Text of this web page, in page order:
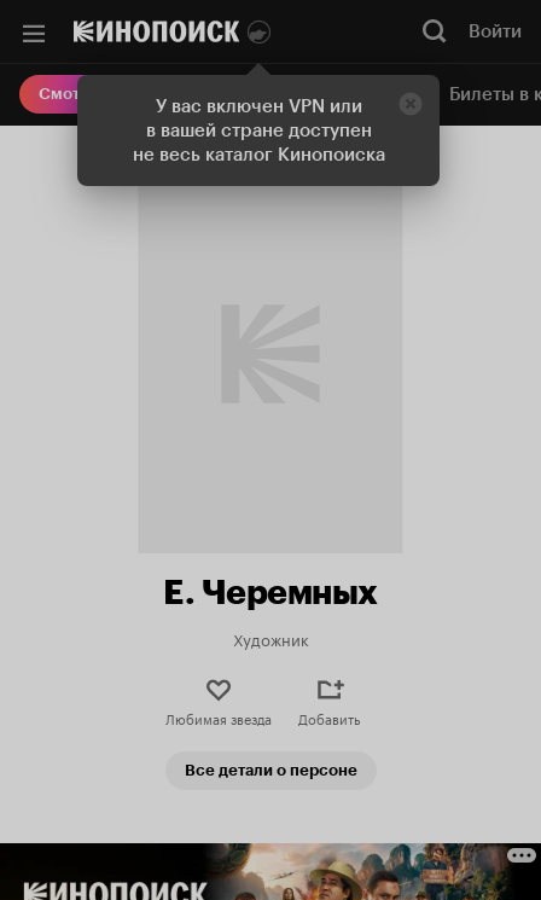
У вас включен VPN или
в вашей стране доступен
не весь каталог Кинопоиска
Войти
Смотреть кино Онлайн-кинотеатр Билеты в
Е. Черемных
Художник
Любимая звезда Добавить
Все детали о персоне